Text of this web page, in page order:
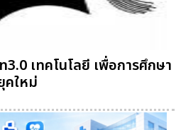
เทคโนโลยี เพื่อการศึกษา
คใหม่